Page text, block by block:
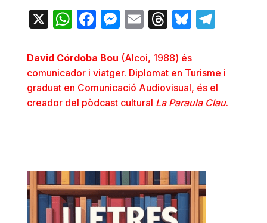
X WhatsApp
Facebook
Messenger
EmailThreads
Bluesky
David Córdoba Bou (Alcoi, 1988) és
comunicador i viatger. Diplomat en Turisme i
graduat en Comunicació Audiovisual, és el
creador del pòdcast cultural La Paraula Clau.